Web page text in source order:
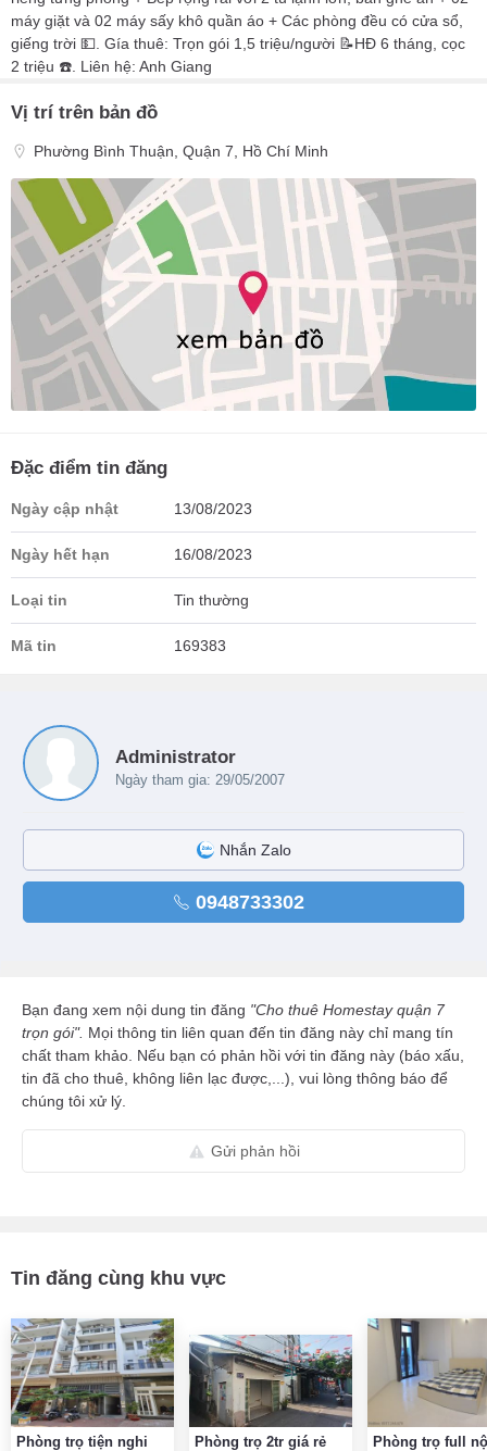
máy giặt và 02 máy sấy khô quần áo + Các phòng đều có cửa sổ,
giếng trời 💵. Gía thuê: Trọn gói 1,5 triệu/người 📝HĐ 6 tháng, cọc
2 triệu ☎️. Liên hệ: Anh Giang
Vị trí trên bản đồ
Phường Bình Thuận, Quận 7, Hồ Chí Minh
Đặc điểm tin đăng
Ngày cập nhật 13/08/2023
Ngày hết hạn 16/08/2023
Loại tin Tin thường
Mã tin 169383
Administrator
Ngày tham gia: 29/05/2007
Nhắn Zalo
0948733302
Bạn đang xem nội dung tin đăng "Cho thuê Homestay quận 7
trọn gói". Mọi thông tin liên quan đến tin đăng này chỉ mang tín
chất tham khảo. Nếu bạn có phản hồi với tin đăng này (báo xấu,
tin đã cho thuê, không liên lạc được,...), vui lòng thông báo để
chúng tôi xử lý.
Gửi phản hồi
Tin đăng cùng khu vực
Phòng trọ tiện nghi
Phòng trọ 2tr giá rẻ
Phòng trọ full